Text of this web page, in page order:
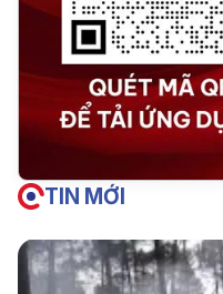
TIN MỚI